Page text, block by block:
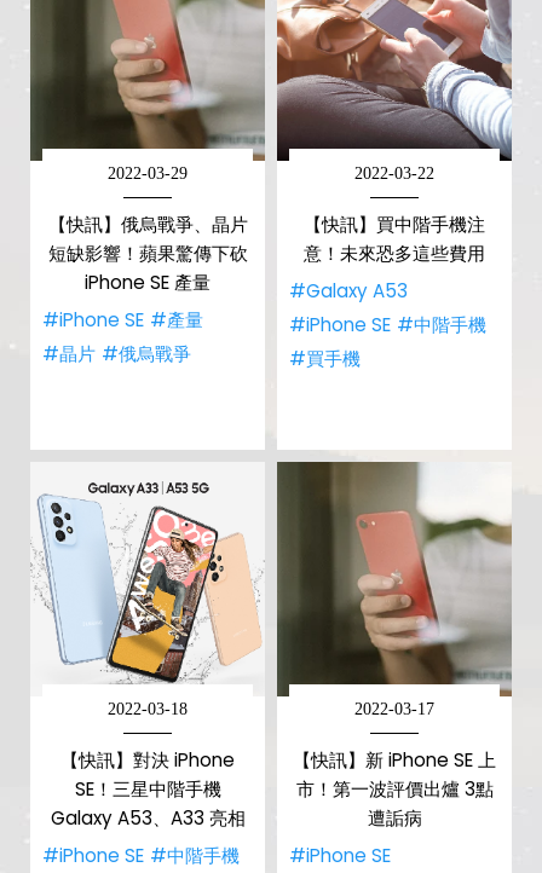
2022-03-29
【快訊】俄烏戰爭、晶片
短缺影響！蘋果驚傳下砍
iPhone SE 產量
#iPhone SE #產量
#晶片 #俄烏戰爭
2022-03-22
【快訊】買中階手機注
意！未來恐多這些費用
#Galaxy A53
#iPhone SE #中階手機
#買手機
2022-03-18
【快訊】對決 iPhone
SE！三星中階手機
Galaxy A53、A33 亮相
#iPhone SE #中階手機
2022-03-17
【快訊】新 iPhone SE 上
市！第一波評價出爐 3點
遭詬病
#iPhone SE